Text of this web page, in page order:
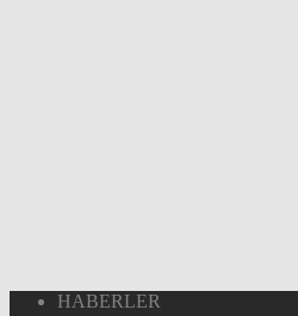
HABERLER